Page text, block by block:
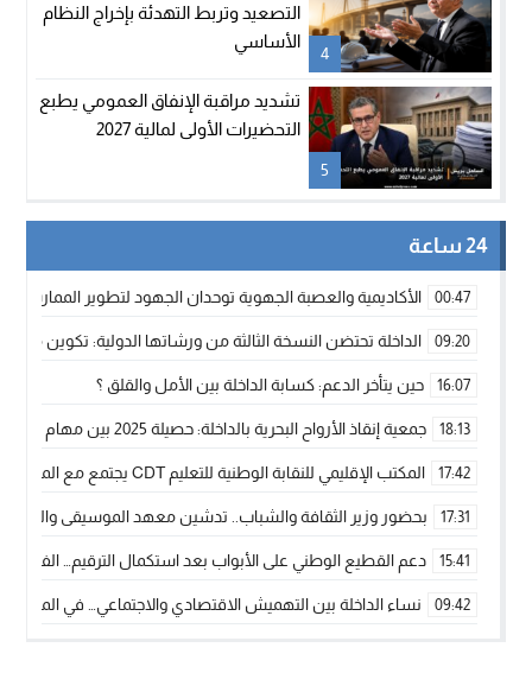
4
التصعيد وتربط التهدئة بإخراج النظام
الأساسي
5
تشديد مراقبة الإنفاق العمومي يطبع
التحضيرات الأولى لمالية 2027
24 ساعة
00:47 الأكاديمية والعصبة الجهوية توحدان الجهود لتطوير الممارسة
09:20 الداخلة تحتضن النسخة الثالثة من ورشاتها الدولية: تكوين
16:07 حين يتأخر الدعم: كسابة الداخلة بين الأمل والقلق ؟
18:13 جمعية إنقاذ الأرواح البحرية بالداخلة: حصيلة 2025 بين مهام الإنقاذ ومشروع “دار البحار”
17:42 المكتب الإقليمي للنقابة الوطنية للتعليم CDT يجتمع مع المدير الإقليمي لمناقشة ملفات جوهرية لنساء ورجال التعليم
17:31 بحضور وزير الثقافة والشباب.. تدشين معهد الموسيقى والفنون
15:41 دعم القطيع الوطني على الأبواب بعد استكمال الترقيم…
09:42 نساء الداخلة بين التهميش الاقتصادي والاجتماعي… في المؤسسات